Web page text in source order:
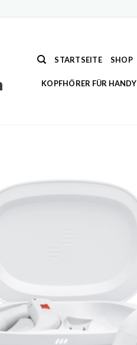
STARTSEITE SHOP
KOPFHÖRER FÜR HANDY